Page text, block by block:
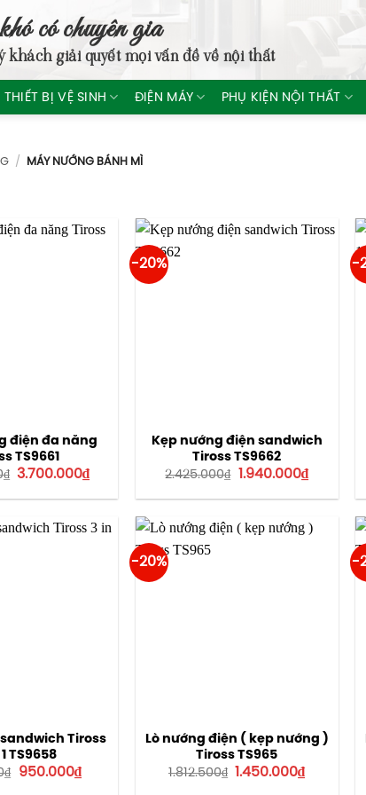
có chuyên gia
khách giải quyết mọi vấn đề về nội thất
THIẾT BỊ VỆ SINH ĐIỆN MÁY PHỤ KIỆN NỘI THẤT
/ MÁY NƯỚNG BÁNH MÌ
điện đa năng
TS9661
₫ Giá
là:
3.700.000₫Giá
hiện
tại
3.700.000₫.
-20%
Kẹp nướng điện sandwich
Tiross TS9662
2.425.000₫ Giá
là:
1.940.000₫Giá
hiện
tại
-
Tiross
TS9658
₫
Giá
950.000₫Giá
hiện
-20%
Lò nướng điện ( kẹp nướng )
Tiross TS965
1.812.500₫ Giá
1.450.000₫Giá
hiện
-